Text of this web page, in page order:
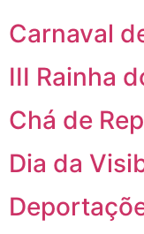
Carnaval
III Rainha
Chá de
Dia da